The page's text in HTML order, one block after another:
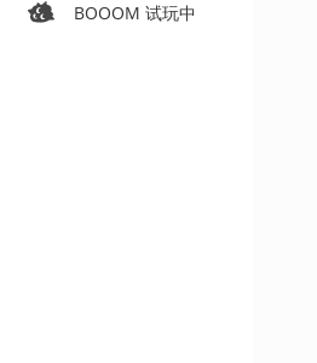
BOOOM 试玩中